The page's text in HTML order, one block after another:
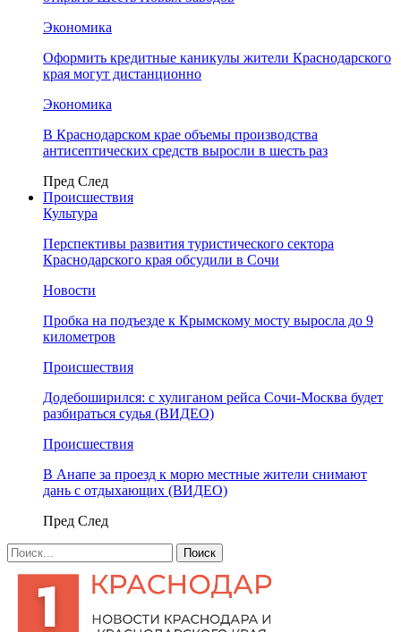
Экономика
Оформить кредитные каникулы жители Краснодарского
края могут дистанционно
Экономика
В Краснодарском крае объемы производства
антисептических средств выросли в шесть раз
Пред След
Происшествия
Культура
Перспективы развития туристического сектора
Краснодарского края обсудили в Сочи
Новости
Пробка на подъезде к Крымскому мосту выросла до 9
километров
Происшествия
Додебоширился: с хулиганом рейса Сочи-Москва будет
разбираться судья (ВИДЕО)
Происшествия
В Анапе за проезд к морю местные жители снимают
дань с отдыхающих (ВИДЕО)
Пред След